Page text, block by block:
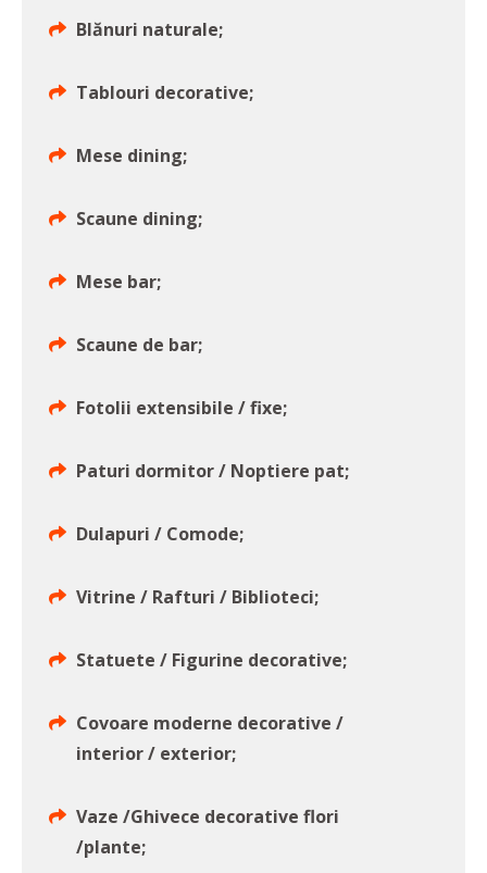
Blănuri naturale;
Tablouri decorative;
Mese dining;
Scaune dining;
Mese bar;
Scaune de bar;
Fotolii extensibile / fixe;
Paturi dormitor / Noptiere pat;
Dulapuri / Comode;
Vitrine / Rafturi / Biblioteci;
Statuete / Figurine decorative;
Covoare moderne decorative /
interior / exterior;
Vaze /Ghivece decorative flori
/plante;